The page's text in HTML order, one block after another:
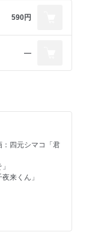
くさ、日野原あ
◇電子版特別掲
初恋」1話 ※紙版
ない場合がありま
に変わることが
590円
―
四元シマコ「君
」
夜来くん」